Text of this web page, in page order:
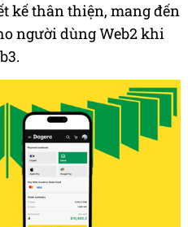
kế thân thiện, mang đến
người dùng Web2 khi